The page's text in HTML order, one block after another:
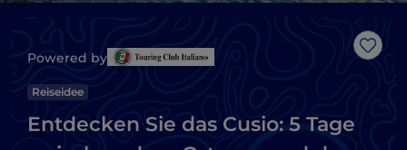
Like
Powered by
Reiseidee
Entdecken Sie das Cusio: 5 Tage